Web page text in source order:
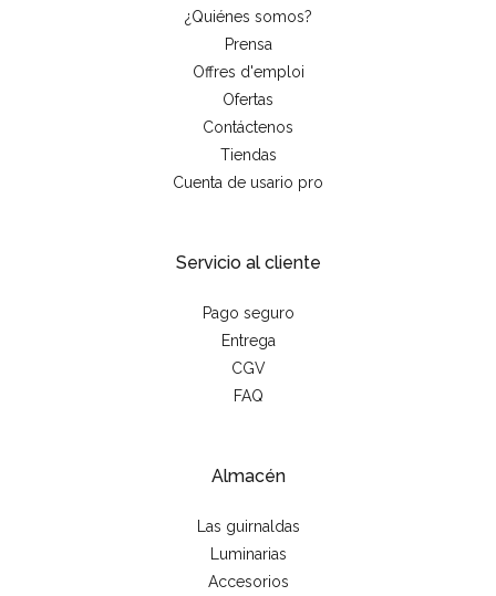
¿Quiénes somos?
Prensa
Offres d'emploi
Ofertas
Contáctenos
Tiendas
Cuenta de usario pro
Servicio al cliente
Pago seguro
Entrega
CGV
FAQ
Almacén
Las guirnaldas
Luminarias
Accesorios